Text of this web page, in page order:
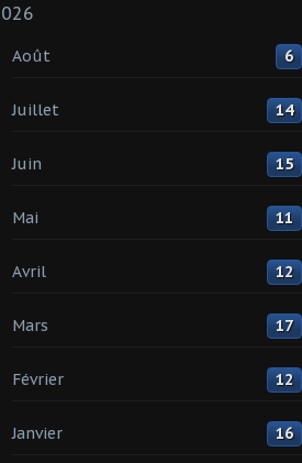
Août 6
Juillet 14
Juin 15
Mai 11
Avril 12
Mars 17
Février 12
Janvier 16